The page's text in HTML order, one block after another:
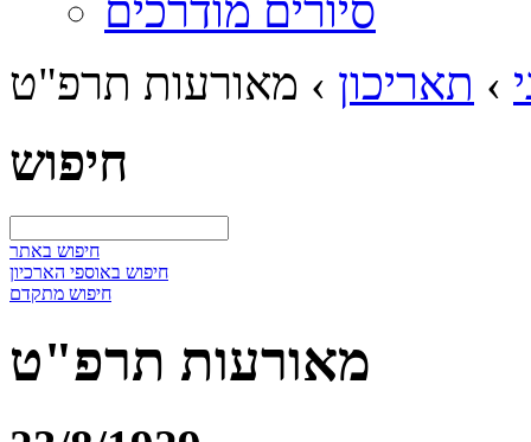
סיורים מודרכים
› תאריכון › מאורעות תרפ"ט
חיפוש
חיפוש באתר
חיפוש באוספי הארכיון
חיפוש מתקדם
מאורעות תרפ"ט